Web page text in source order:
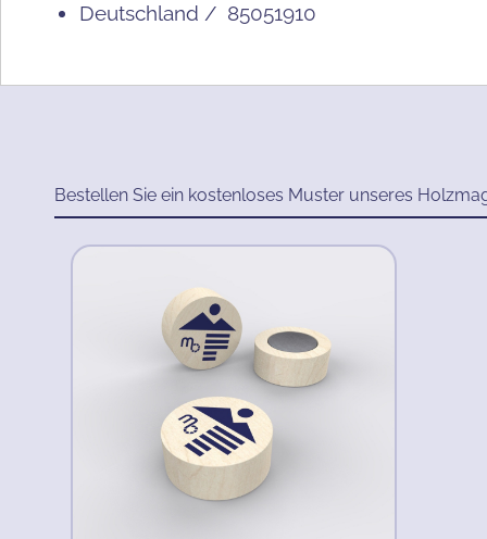
Deutschland / 85051910
Bestellen Sie ein kostenloses Muster unseres